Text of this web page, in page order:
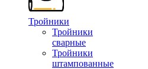
Тройники
Тройники
сварные
Тройники
штампованные